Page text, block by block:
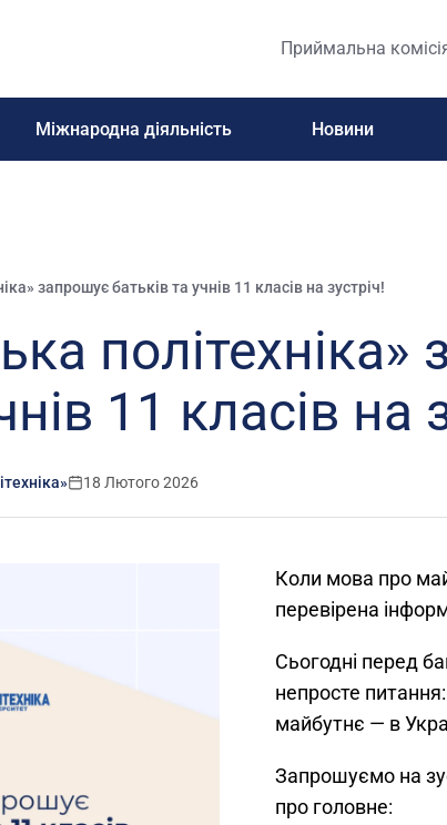
Приймальна
Міжнародна діяльність Новини
запрошує батьків та учнів 11 класів на зустріч!
політехніка»
11 класів на
18 Лютого 2026
Коли мова про
перевірена
Сьогодні перед
непросте
майбутнє — в
Запрошуємо на
про головне: